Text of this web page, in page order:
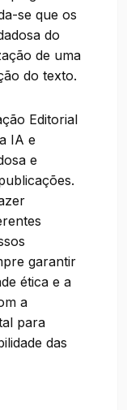
se que os
do
de uma
do texto.
Editorial
IA e
e
garantir
ética e a
a
para
das